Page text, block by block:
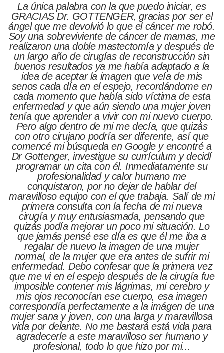
que puedo iniciar, es
gracias por ser el
el cáncer me robó.
cáncer de mamas, me
y después de
de reconstrucción sin
había adaptado a la
que veía de mis
recordándome en
sido víctima de esta
una mujer joven
con mi nuevo cuerpo.
decía, que quizás
ser diferente, así que
Google y encontré a
su currículum y decidí
Inmediatamente su
humano me
de hablar del
que trabaja. Salí de mi
fecha de mi nueva
pensando que
poco mi situación. Lo
es que él me iba a
de una mujer
era antes de sufrir mi
que la primera vez
de la cirugía fue
mi cerebro y
cuerpo, esa imagen
a la imágen de una
larga y maravillosa
está vida para
ser humano y
hizo por mi...
I highly recommend Dr.
a perfectionist and
surgery you definitely want
for perfection. My
comment "your breasts
numerous times. We are
with Dr. Gottengers
extremely qualified, but he
understanding and
be happier! Thank you
THE
klkillen